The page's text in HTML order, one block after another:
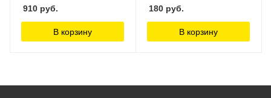
910 руб.
В корзину
180 руб.
В корзину